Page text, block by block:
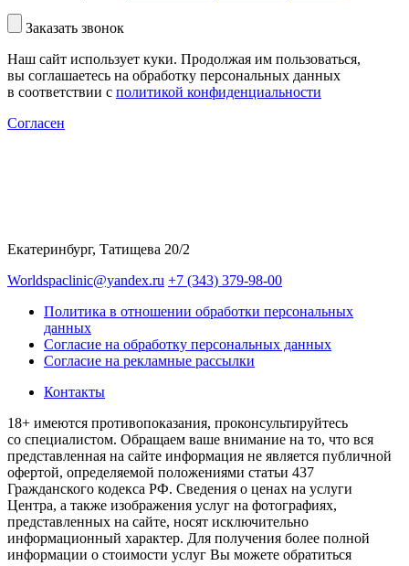
Заказать звонок
Наш сайт использует куки. Продолжая им пользоваться,
вы соглашаетесь на обработку персональных данных
в соответствии с политикой конфиденциальности
Согласен
Екатеринбург, Татищева 20/2
Worldspaclinic@yandex.ru +7 (343) 379-98-00
Политика в отношении обработки персональных
данных
Согласие на обработку персональных данных
Согласие на рекламные рассылки
Контакты
18+ имеются противопоказания, проконсультируйтесь
со специалистом. Обращаем ваше внимание на то, что вся
представленная на сайте информация не является публичной
офертой, определяемой положениями статьи 437
Гражданского кодекса РФ. Сведения о ценах на услуги
Центра, а также изображения услуг на фотографиях,
представленных на сайте, носят исключительно
информационный характер. Для получения более полной
информации о стоимости услуг Вы можете обратиться